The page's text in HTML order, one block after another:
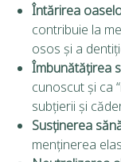
Întărirea
contribuie la
osos și a
Îmbunătățirea
cunoscut și ca
subțierii și
Susținerea
menținerea